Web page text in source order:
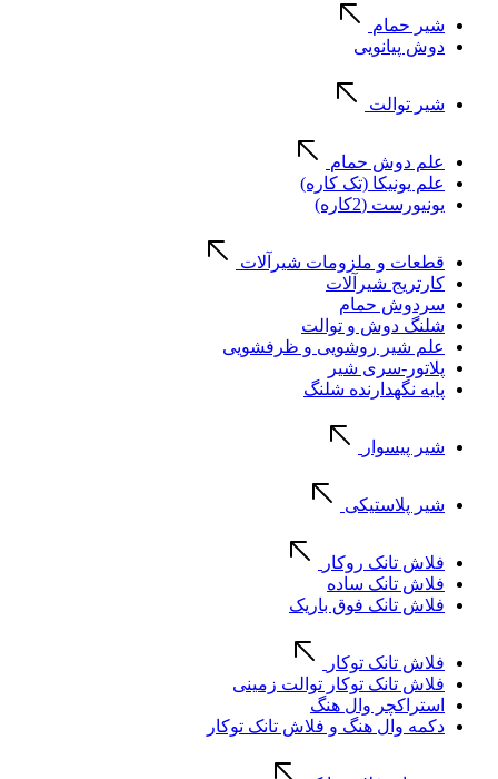
شیر حمام
دوش پیانویی
شیر توالت
علم دوش حمام
علم یونیکا (تک کاره)
یونیورست (2کاره)
قطعات و ملزومات شیرآلات
کارتریج شیرآلات
سردوش حمام
شلنگ دوش و توالت
علم شیر روشویی و ظرفشویی
پلاتور-سری شیر
پایه نگهدارنده شلنگ
شیر پیسوار
شیر پلاستیکی
فلاش تانک روکار
فلاش تانک ساده
فلاش تانک فوق باریک
فلاش تانک توکار
فلاش تانک توکار توالت زمینی
استراکچر وال هنگ
دکمه وال هنگ و فلاش تانک توکار